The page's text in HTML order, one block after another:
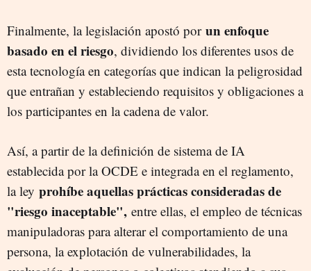
Finalmente, la legislación apostó por un enfoque
basado en el riesgo, dividiendo los diferentes usos de
esta tecnología en categorías que indican la peligrosidad
que entrañan y estableciendo requisitos y obligaciones a
los participantes en la cadena de valor.
Así, a partir de la definición de sistema de IA
establecida por la OCDE e integrada en el reglamento,
la ley prohíbe aquellas prácticas consideradas de
"riesgo inaceptable", entre ellas, el empleo de técnicas
manipuladoras para alterar el comportamiento de una
persona, la explotación de vulnerabilidades, la